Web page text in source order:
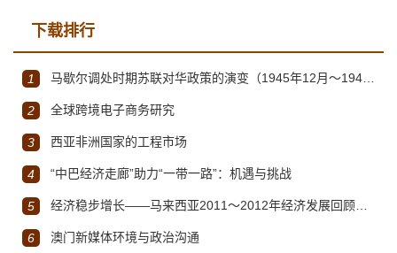
下载排行
1 马歇尔调处时期苏联对华政策的演变（1945年12月～1947年1月）
2 全球跨境电子商务研究
3 西亚非洲国家的工程市场
4 “中巴经济走廊”助力“一带一路”：机遇与挑战
5 经济稳步增长——马来西亚2011～2012年经济发展回顾与展望
6 澳门新媒体环境与政治沟通